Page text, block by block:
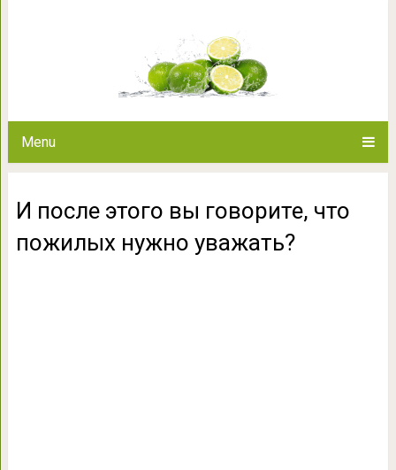
Menu
И после этого вы говорите, что
пожилых нужно уважать?